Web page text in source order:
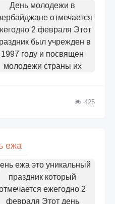
День молодежи в
отмечается
2 февраля Этот
был учрежден в
1997 году и посвящен
молодежи страны их
425
ежа
ежа это уникальный
праздник который
ежегодно 2
февраля Этот день